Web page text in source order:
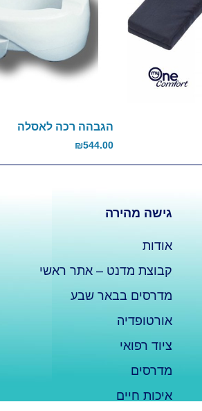
הגבהה רכה לאסלה
₪544.00
גישה מהירה
אודות
קבוצת מדנט – אתר ראשי
מדרסים בבאר שבע
אורטופדיה
ציוד רפואי
מדרסים
איכות חיים